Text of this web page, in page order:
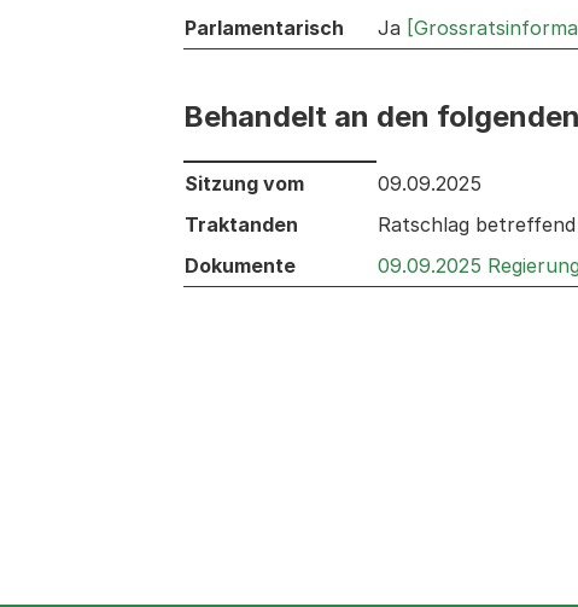
Parlamentarisch
Ja
Behandelt an den
Behandelt an den folgenden Sitzungen:
Sitzung vom
09.09.2025
Traktanden
Ratschlag
Dokumente
09.09.2025